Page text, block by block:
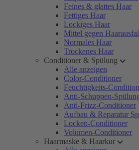
Feines & glattes Haar
Fettiges Haar
Lockiges Haar
Mittel gegen
Normales Haar
Trockenes Haar
Conditioner & Spülung
Alle anzeigen
Color-Conditioner
Feuchtigkeits-
Anti-Schuppen-
Anti-Frizz-Conditioner
Aufbau & Reparatur
Locken-Conditioner
Volumen-Conditioner
Haarmaske & Haarkur